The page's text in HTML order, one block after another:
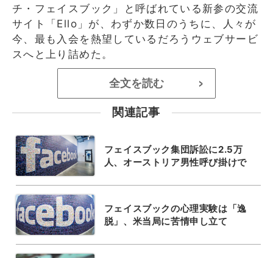
チ・フェイスブック」と呼ばれている新参の交流
サイト「Ello」が、わずか数日のうちに、人々が
今、最も入会を熱望しているだろうウェブサービ
スへと上り詰めた。
全文を読む >
関連記事
フェイスブック集団訴訟に2.5万
人、オーストリア男性呼び掛けで
フェイスブックの心理実験は「逸
脱」、米当局に苦情申し立て